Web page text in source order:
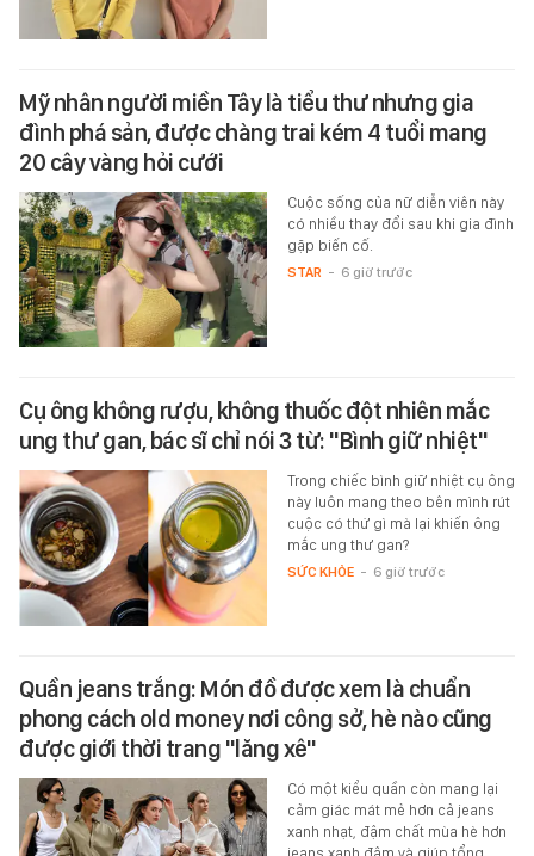
Mỹ nhân người miền Tây là tiểu thư nhưng gia
đình phá sản, được chàng trai kém 4 tuổi mang
20 cây vàng hỏi cưới
Cuộc sống của nữ diễn viên này
có nhiều thay đổi sau khi gia đình
gặp biến cố.
STAR - 6 giờ trước
Cụ ông không rượu, không thuốc đột nhiên mắc
ung thư gan, bác sĩ chỉ nói 3 từ: "Bình giữ nhiệt"
Trong chiếc bình giữ nhiệt cụ ông
này luôn mang theo bên mình rút
cuộc có thứ gì mà lại khiến ông
mắc ung thư gan?
SỨC KHỎE - 6 giờ trước
Quần jeans trắng: Món đồ được xem là chuẩn
phong cách old money nơi công sở, hè nào cũng
được giới thời trang "lăng xê"
Có một kiểu quần còn mang lại
cảm giác mát mẻ hơn cả jeans
xanh nhạt, đậm chất mùa hè hơn